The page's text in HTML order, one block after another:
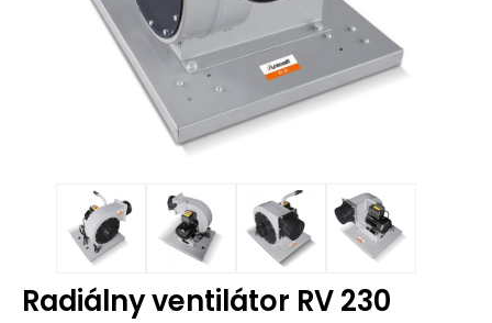
Radiálny ventilátor RV 230